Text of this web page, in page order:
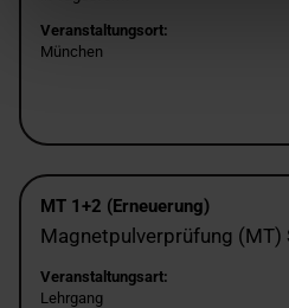
Veranstaltungsort:
München
MT 1+2 (Erneuerung)
Magnetpulverprüfung (MT)
Veranstaltungsart:
Lehrgang